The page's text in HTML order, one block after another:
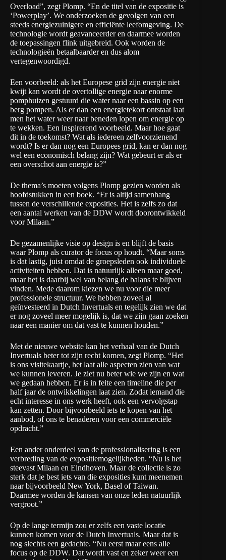
Overload”, zegt Plomp. “En de titel van de expositie is
‘Powerplay’. We onderzoeken de gevolgen van een
steeds energiezuinigere en efficiënte leefomgeving. De
technologie wordt geavanceerder en daarmee worden
de toepassingen flink uitgebreid. Ook worden de
technologieën betaalbaarder en dus alom
vertegenwoordigd.
Een voorbeeld: als het Europese grid zijn energie niet
kwijt kan wordt de overtollige energie naar enorme
pomphuizen gestuurd die water naar een bassin op een
berg pompen. Als er dan een energietekort ontstaat laat
men het water weer naar beneden lopen om energie op
te wekken. Een inspirerend voorbeeld. Maar hoe gaat
dit in de toekomst? Wat als iedereen zelfvoorzienend
wordt? Is er dan nog een Europees grid, kan er dan nog
wel een economisch belang zijn? Wat gebeurt er als er
een overschot aan energie is?”
De thema’s moeten volgens Plomp gezien worden als
hoofdstukken in een boek. “Er is altijd samenhang
tussen de verschillende exposities. Het is zelfs zo dat
een aantal werken van de DDW wordt doorontwikkeld
voor Milaan.”
De gezamenlijke visie op design is en blijft de basis
waar Plomp als curator de focus op houdt. “Maar soms
is dat lastig, juist omdat de groepsleden ook individuele
activiteiten hebben. Dat is natuurlijk alleen maar goed,
maar het is daarbij wel van belang de balans te blijven
vinden. Mede daarom kiezen we nu voor die meer
professionele structuur. We hebben zoveel al
geïnvesteerd in Dutch Invertuals en tegelijk zien we dat
er nog zoveel meer mogelijk is, dat we zijn gaan zoeken
naar een manier om dat vast te kunnen houden.”
Met de nieuwe website kan het verhaal van de Dutch
Invertuals beter tot zijn recht komen, zegt Plomp. “Het
is ons visitekaartje, het laat alle aspecten zien van wat
we kunnen leveren. Je ziet nu beter wie we zijn en wat
we gedaan hebben. Er is in feite een timeline die per
half jaar de ontwikkelingen laat zien. Zodat iemand die
echt interesse in ons werk heeft, ook een vervolgstap
kan zetten. Door bijvoorbeeld iets te kopen van het
aanbod, of ons te benaderen voor een commerciële
opdracht.”
Een ander onderdeel van de professionalisering is een
verbreding van de expositiemogelijkheden. “Nu is het
steevast Milaan en Eindhoven. Maar de collectie is zo
sterk dat je best iets van die exposities kunt meenemen
naar bijvoorbeeld New York, Basel of Taiwan.
Daarmee worden de kansen van onze leden natuurlijk
vergroot.”
Op de lange termijn zou er zelfs een vaste locatie
kunnen komen voor de Dutch Invertuals. Maar dat is
nog slechts een gedachte. “Nu eerst maar eens alle
focus op de DDW. Dat wordt vast en zeker weer een